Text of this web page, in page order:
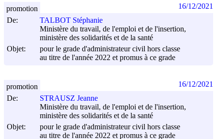
De:
TALBOT Stéphanie
Ministère du travail, de l'emploi et de l'insertion,
ministère des solidarités et de la santé
Objet:
pour le grade d'administrateur civil hors classe
au titre de l'année 2022 et promus à ce grade
promotion 16/12/2021
De:
STRAUSZ Jeanne
Ministère du travail, de l'emploi et de l'insertion,
ministère des solidarités et de la santé
Objet:
pour le grade d'administrateur civil hors classe
au titre de l'année 2022 et promus à ce grade
promotion 16/12/2021